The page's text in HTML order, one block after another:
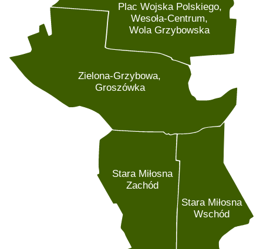
Stara Miłosna
Wschód
Stara Miłosna
Zachód
Zielona-Grzybowa,
Groszówka
Plac Wojska Polskiego,
Wesoła-Centrum,
Wola Grzybowska